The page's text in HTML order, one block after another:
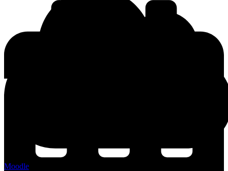
Moodle